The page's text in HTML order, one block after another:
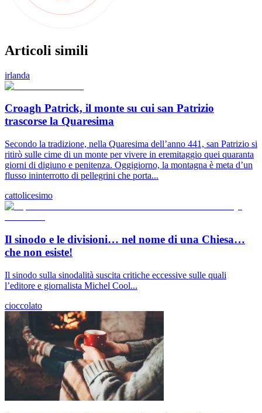
Articoli simili
irlanda
Croagh Patrick, il monte su cui san Patrizio
trascorse la Quaresima
Secondo la tradizione, nella Quaresima dell’anno 441, san Patrizio si
ritirò sulle cime di un monte per vivere in eremitaggio quei quaranta
giorni di digiuno e penitenza. Oggigiorno, la montagna è meta d’un
flusso ininterrotto di pellegrini che porta...
cattolicesimo
Il sinodo e le divisioni… nel nome di una Chiesa…
che non esiste!
Il sinodo sulla sinodalità suscita critiche eccessive sulle quali
l’editore e giornalista Michel Cool...
cioccolato